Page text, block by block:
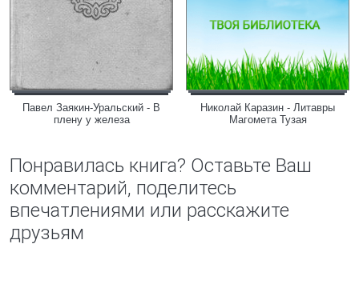
Павел Заякин-Уральский - В
плену у железа
Николай Каразин - Литавры
Магомета Тузая
Понравилась книга? Оставьте Ваш
комментарий, поделитесь
впечатлениями или расскажите
друзьям